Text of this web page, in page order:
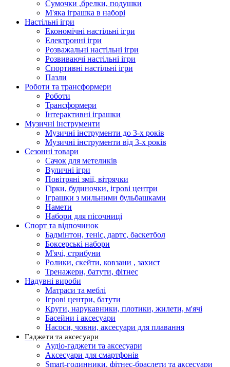
Сумочки ,брелки, подушки
М'яка іграшка в наборі
Настільні ігри
Економічні настільні ігри
Електронні ігри
Розважальні настільні ігри
Розвиваючі настільні ігри
Спортивні настільні ігри
Пазли
Роботи та трансформери
Роботи
Трансформери
Інтерактивні іграшки
Музичні інструменти
Музичні інструменти до 3-х років
Музичні інструменти від 3-х років
Сезонні товари
Сачок для метеликів
Вуличні ігри
Повітряні змії, вітрячки
Гірки, будиночки, ігрові центри
Іграшки з мильними бульбашками
Намети
Набори для пісочниці
Спорт та відпочинок
Бадмінтон, теніс, дартс, баскетбол
Боксерські набори
М'ячі, стрибуни
Ролики, скейти, ковзани , захист
Тренажери, батути, фітнес
Надувні вироби
Матраси та меблі
Ігрові центри, батути
Круги, нарукавники, плотики, жилети, м'ячі
Басейни і аксесуари
Насоси, човни, аксесуари для плавання
Гаджети та аксесуари
Аудіо-гаджети та аксесуари
Аксесуари для смартфонів
Smart-годинники, фітнес-браслети та аксесуари